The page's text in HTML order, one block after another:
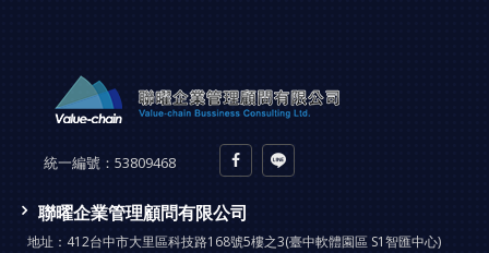
統一編號： 53809468
聯曜企業管理顧問有限公司
地址： 412台中市大里區科技路168號5樓之3(臺中軟體園區 S1智匯中心)